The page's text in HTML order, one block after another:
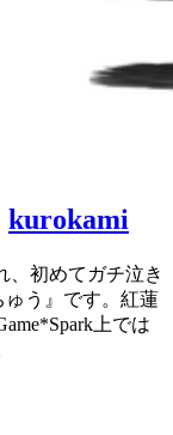
kurokami
、初めてガチ泣き
ゅう』です。紅蓮
上では